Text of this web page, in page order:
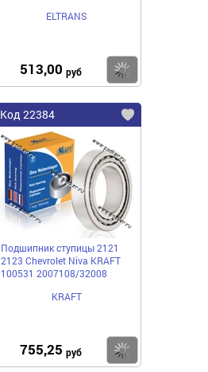
Купить
ELTRANS
513,00 руб
Купить
Код 22384
Подшипник ступицы 2121
2123 Chevrolet Niva KRAFT
100531 2007108/32008
KRAFT
755,25 руб